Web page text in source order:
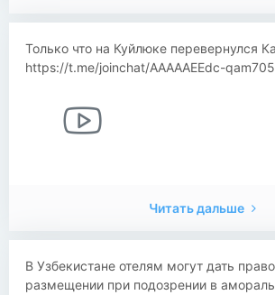
Только что на Куйлюке перевернулся
https://t.me/joinchat/AAAAAEEdc-
Читать дальше
В Узбекистане отелям могут дать
размещении при подозрении в